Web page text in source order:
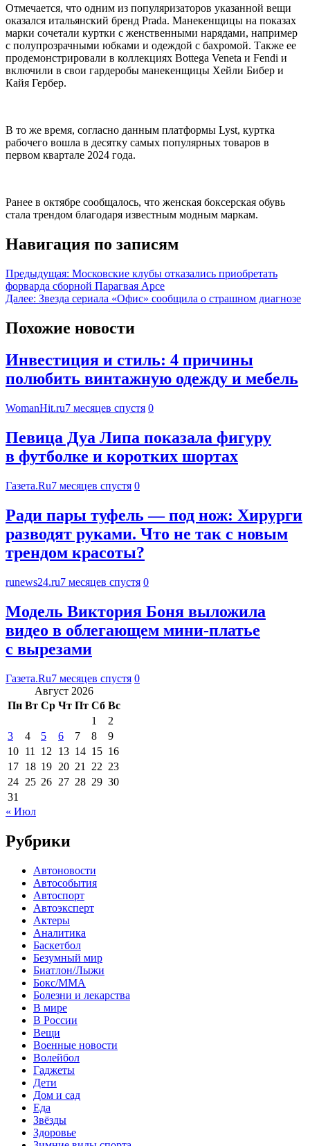
Отмечается, что одним из популяризаторов указанной вещи
оказался итальянский бренд Prada. Манекенщицы на показах
марки сочетали куртки с женственными нарядами, например
с полупрозрачными юбками и одеждой с бахромой. Также ее
продемонстрировали в коллекциях Bottega Veneta и Fendi и
включили в свои гардеробы манекенщицы Хейли Бибер и
Кайя Гербер.
В то же время, согласно данным платформы Lyst, куртка
рабочего вошла в десятку самых популярных товаров в
первом квартале 2024 года.
Ранее в октябре сообщалось, что женская боксерская обувь
стала трендом благодаря известным модным маркам.
Навигация по записям
Предыдущая: Московские клубы отказались приобретать
форварда сборной Парагвая Арсе
Далее: Звезда сериала «Офис» сообщила о страшном диагнозе
Похожие новости
Инвестиция и стиль: 4 причины
полюбить винтажную одежду и мебель
WomanHit.ru7 месяцев спустя 0
Певица Дуа Липа показала фигуру
в футболке и коротких шортах
Газета.Ru7 месяцев спустя 0
Ради пары туфель — под нож: Хирурги
разводят руками. Что не так с новым
трендом красоты?
runews24.ru7 месяцев спустя 0
Модель Виктория Боня выложила
видео в облегающем мини-платье
с вырезами
Газета.Ru7 месяцев спустя 0
Август 2026
Пн Вт Ср Чт Пт Сб Вс
1
2
3
4 5 6 7 8
9
10 11 12 13 14 15 16
17 18 19 20 21 22 23
24 25 26 27 28 29 30
31
« Июл
Рубрики
Автоновости
Автособытия
Автоспорт
Автоэксперт
Актеры
Аналитика
Баскетбол
Безумный мир
Биатлон/Лыжи
Бокс/MMA
Болезни и лекарства
В мире
В России
Вещи
Военные новости
Волейбол
Гаджеты
Дети
Дом и сад
Еда
Звёзды
Здоровье